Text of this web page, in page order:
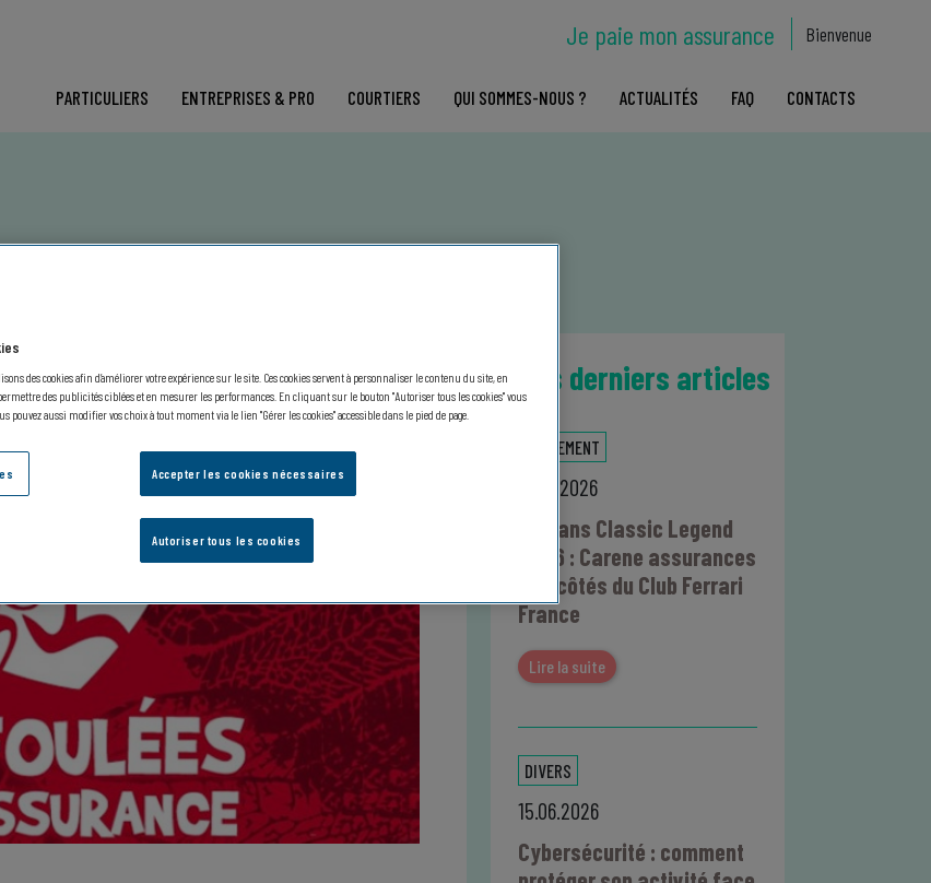
Je paie mon assurance Bienvenue
PARTICULIERS ENTREPRISES & PRO COURTIERS QUI SOMMES-NOUS ? ACTUALITÉS FAQ CONTACTS
de l’Assurance 2022 Nos derniers articles
ÉVÉNEMENT
10.07.2026
Le Mans Classic Legend
2026 : Carene assurances
aux côtés du Club Ferrari
France
Lire la suite
DIVERS
15.06.2026
Cybersécurité : comment
des cookies afin d’améliorer votre expérience sur le site. Ces cookies servent à personnaliser le contenu du site, en
des publicités ciblées et en mesurer les performances. En cliquant sur le bouton "Autoriser tous les cookies" vous
pouvez aussi modifier vos choix à tout moment via le lien "Gérer les cookies" accessible dans le pied de page.
Accepter les cookies nécessaires
Autoriser tous les cookies